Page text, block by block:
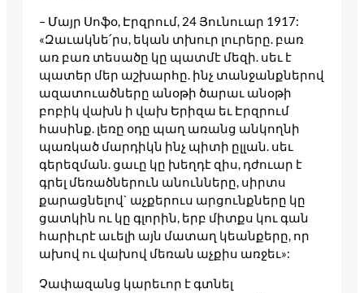
– Մայր Սոֆօ, Էրզրում, 24 Յունուար 1917:
«Զաւակնե՛րս, եկան տխուր լուրերը. բառ
առ բառ տեսածը կը պատմէ մեզի. սեւ է
պատեր մեր աշխարհը. ինչ տանջանքներով
ազատուածները անօթի ծարաւ անօթի
բոբիկ վախն ի վախ Երիզա եւ Էրզրում
հասինք. լեռը օդը պաղ առանց անկողնի
պառկած մարդիկն ինչ պիտի ըլլան. սեւ
գերեզման. ցաւը կը խեղդէ զիս, դժուար է
գրել մեռածներուն անունները, սիրտս
քարացնելով` աչքերուս արցունքները կը
ցատկին ու կը գլորին, երբ միտքս կու գան
հարիւրէ աւելի այն մատաղ կեանքերը, որ
ախով ու վախով մեռան աչքիս առջեւ»:
Չափազանց կարեւոր է գտնել